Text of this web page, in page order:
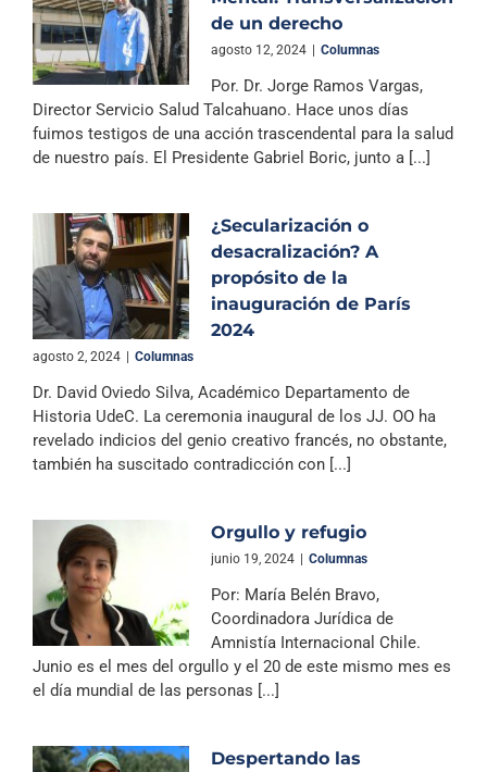
Archivo Sonoro
de un derecho
agosto 12, 2024 Columnas
Por. Dr. Jorge Ramos Vargas,
Director Servicio Salud Talcahuano. Hace unos días
fuimos testigos de una acción trascendental para la salud
de nuestro país. El Presidente Gabriel Boric, junto a [...]
¿Secularización o
desacralización? A
propósito de la
inauguración de París
2024
agosto 2, 2024 Columnas
Dr. David Oviedo Silva, Académico Departamento de
Historia UdeC. La ceremonia inaugural de los JJ. OO ha
revelado indicios del genio creativo francés, no obstante,
también ha suscitado contradicción con [...]
Orgullo y refugio
junio 19, 2024 Columnas
Por: María Belén Bravo,
Coordinadora Jurídica de
Amnistía Internacional Chile.
Junio es el mes del orgullo y el 20 de este mismo mes es
el día mundial de las personas [...]
Despertando las